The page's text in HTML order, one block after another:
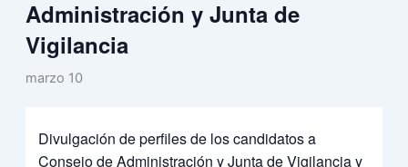
Administración y Junta de
Vigilancia
marzo 10
Divulgación de perfiles de los candidatos a
Consejo de Administración y Junta de Vigilancia y